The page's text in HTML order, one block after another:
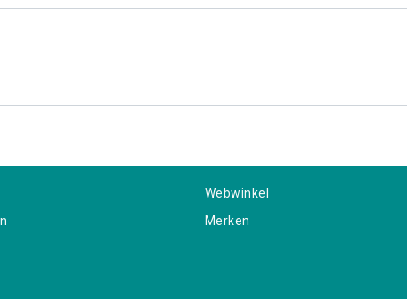
Webwinkel
Merken